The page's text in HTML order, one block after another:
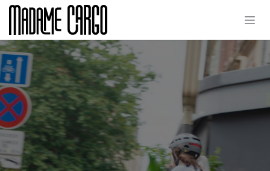
Skip to Content